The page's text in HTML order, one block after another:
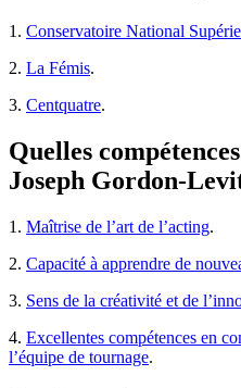
1. Conservatoire National
2. La Fémis.
3. Centquatre.
Quelles
Joseph Gordon-
1. Maîtrise de l’art de l’acting.
2. Capacité à apprendre de
3. Sens de la créativité et de
4. Excellentes compétences en
l’équipe de tournage.